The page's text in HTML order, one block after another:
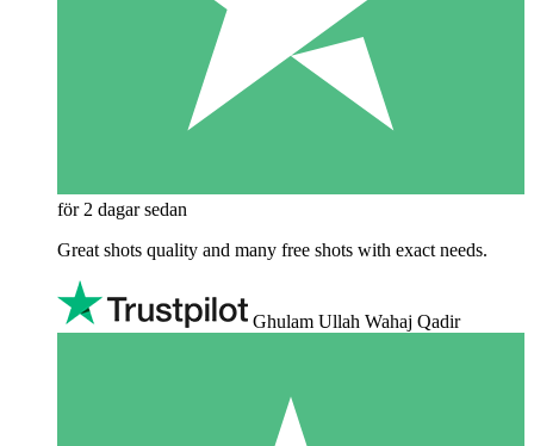
för 2 dagar sedan
Great shots quality and many free shots with exact needs.
Ghulam Ullah Wahaj Qadir